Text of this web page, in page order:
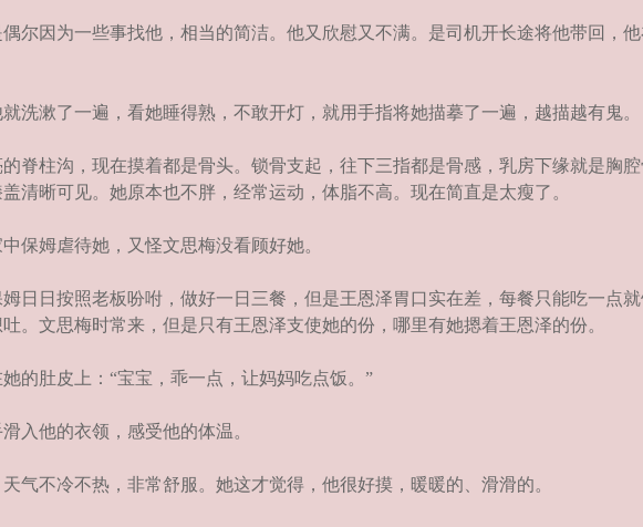
尔因为一些事找他，相当的简洁。他又欣慰又不满。是司机开长途将他带回，
洗漱了一遍，看她睡得熟，不敢开灯，就用手指将她描摹了一遍，越描越有鬼。
脊柱沟，现在摸着都是骨头。锁骨支起，往下三指都是骨感，乳房下缘就是胸
清晰可见。她原本也不胖，经常运动，体脂不高。现在简直是太瘦了。
保姆虐待她，又怪文思梅没看顾好她。
日日按照老板吩咐，做好一日三餐，但是王恩泽胃口实在差，每餐只能吃一点
。文思梅时常来，但是只有王恩泽支使她的份，哪里有她摁着王恩泽的份。
的肚皮上：“宝宝，乖一点，让妈妈吃点饭。”
入他的衣领，感受他的体温。
气不冷不热，非常舒服。她这才觉得，他很好摸，暖暖的、滑滑的。